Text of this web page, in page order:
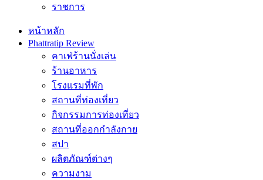
ราชการ
หน้าหลัก
Phattratip Review
คาเฟ่ร้านนั่งเล่น
ร้านอาหาร
โรงแรมที่พัก
สถานที่ท่องเที่ยว
กิจกรรมการท่องเที่ยว
สถานที่ออกกำลังกาย
สปา
ผลิตภัณฑ์ต่างๆ
ความงาม